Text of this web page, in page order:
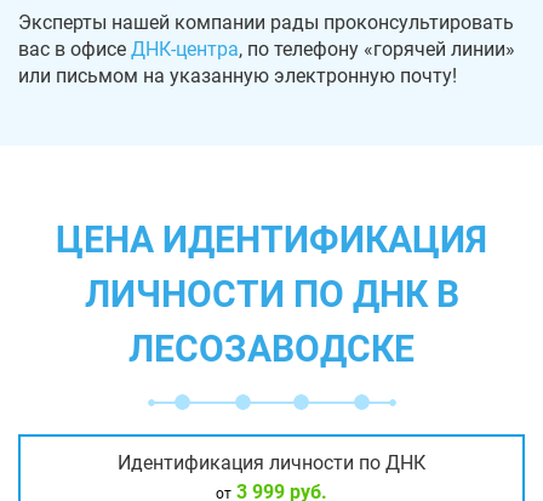
Эксперты нашей компании рады проконсультировать
вас в офисе ДНК-центра, по телефону «горячей линии»
или письмом на указанную электронную почту!
ЦЕНА ИДЕНТИФИКАЦИЯ
ЛИЧНОСТИ ПО ДНК В
ЛЕСОЗАВОДСКЕ
Идентификация личности по ДНК
от 3 999 руб.